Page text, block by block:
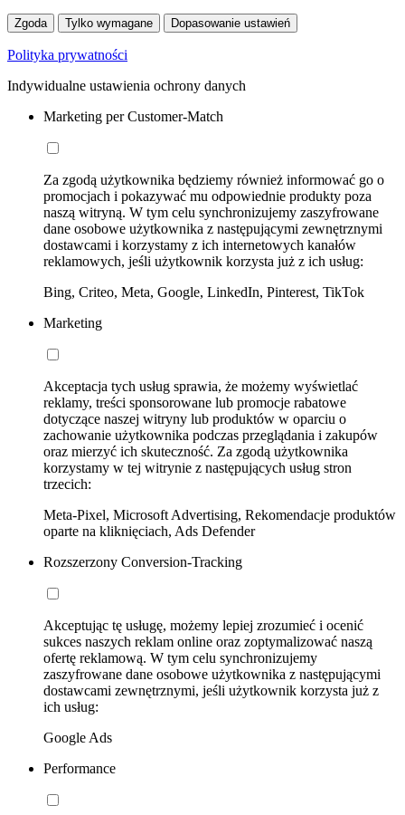
Zgoda Tylko wymagane Dopasowanie ustawień
Polityka prywatności
Indywidualne ustawienia ochrony danych
Marketing per Customer-Match
Za zgodą użytkownika będziemy również informować go o
promocjach i pokazywać mu odpowiednie produkty poza
naszą witryną. W tym celu synchronizujemy zaszyfrowane
dane osobowe użytkownika z następującymi zewnętrznymi
dostawcami i korzystamy z ich internetowych kanałów
reklamowych, jeśli użytkownik korzysta już z ich usług:
Bing, Criteo, Meta, Google, LinkedIn, Pinterest, TikTok
Marketing
Akceptacja tych usług sprawia, że możemy wyświetlać
reklamy, treści sponsorowane lub promocje rabatowe
dotyczące naszej witryny lub produktów w oparciu o
zachowanie użytkownika podczas przeglądania i zakupów
oraz mierzyć ich skuteczność. Za zgodą użytkownika
korzystamy w tej witrynie z następujących usług stron
trzecich:
Meta-Pixel, Microsoft Advertising, Rekomendacje produktów
oparte na kliknięciach, Ads Defender
Rozszerzony Conversion-Tracking
Akceptując tę usługę, możemy lepiej zrozumieć i ocenić
sukces naszych reklam online oraz zoptymalizować naszą
ofertę reklamową. W tym celu synchronizujemy
zaszyfrowane dane osobowe użytkownika z następującymi
dostawcami zewnętrznymi, jeśli użytkownik korzysta już z
ich usług:
Google Ads
Performance